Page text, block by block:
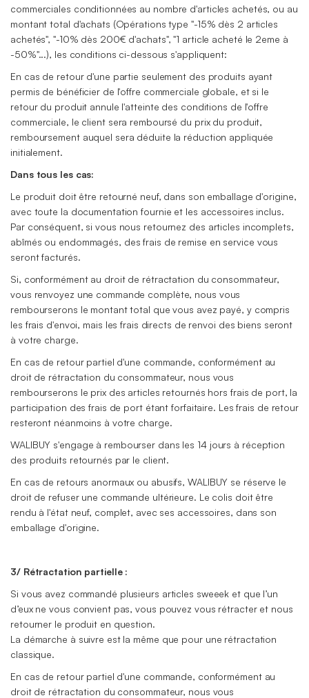
commerciales conditionnées au nombre d'articles achetés, ou au
montant total d'achats (Opérations type "-15% dès 2 articles
achetés", "-10% dès 200€ d'achats", "1 article acheté le 2eme à
-50%"...), les conditions ci-dessous s'appliquent:
En cas de retour d'une partie seulement des produits ayant
permis de bénéficier de l'offre commerciale globale, et si le
retour du produit annule l'atteinte des conditions de l'offre
commerciale, le client sera remboursé du prix du produit,
remboursement auquel sera déduite la réduction appliquée
initialement.
Dans tous les cas:
Le produit doit être retourné neuf, dans son emballage d'origine,
avec toute la documentation fournie et les accessoires inclus.
Par conséquent, si vous nous retournez des articles incomplets,
abîmés ou endommagés, des frais de remise en service vous
seront facturés.
Si, conformément au droit de rétractation du consommateur,
vous renvoyez une commande complète, nous vous
rembourserons le montant total que vous avez payé, y compris
les frais d'envoi, mais les frais directs de renvoi des biens seront
à votre charge.
En cas de retour partiel d'une commande, conformément au
droit de rétractation du consommateur, nous vous
rembourserons le prix des articles retournés hors frais de port, la
participation des frais de port étant forfaitaire. Les frais de retour
resteront néanmoins à votre charge.
WALIBUY s'engage à rembourser dans les 14 jours à réception
des produits retournés par le client.
En cas de retours anormaux ou abusifs, WALIBUY se réserve le
droit de refuser une commande ultérieure. Le colis doit être
rendu à l'état neuf, complet, avec ses accessoires, dans son
emballage d'origine.
3/ Rétractation partielle :
Si vous avez commandé plusieurs articles sweeek et que l’un
d’eux ne vous convient pas, vous pouvez vous rétracter et nous
retourner le produit en question.
La démarche à suivre est la même que pour une rétractation
classique.
En cas de retour partiel d'une commande, conformément au
droit de rétractation du consommateur, nous vous